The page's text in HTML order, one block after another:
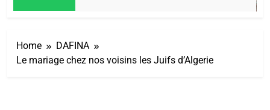
Home
DAFINA
Le mariage chez nos voisins les Juifs d’Algerie